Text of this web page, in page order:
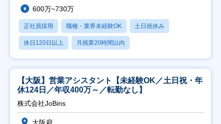
600万~730万
正社員採用 職種・業界未経験OK 土日祝休み
休日120日以上 月残業20時間以内
【大阪】営業アシスタント【未経験OK／土日祝・年
休124日／年収400万～／転勤なし】
株式会社JoBins
大阪府